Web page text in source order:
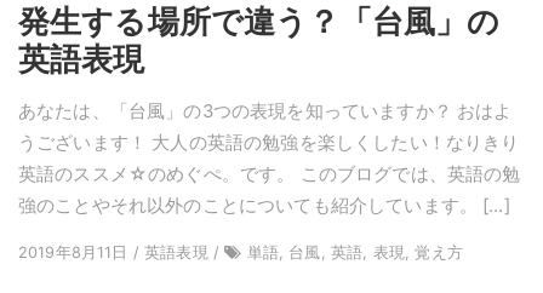
発生する場所で違う？「台風」の
英語表現
あなたは、「台風」の3つの表現を知っていますか？ おはよ
うございます！ 大人の英語の勉強を楽しくしたい！なりきり
英語のススメ☆のめぐぺ。です。 このブログでは、英語の勉
強のことやそれ以外のことについても紹介しています。 […]
2019年8月11日 / 英語表現 / 単語, 台風, 英語, 表現, 覚え方